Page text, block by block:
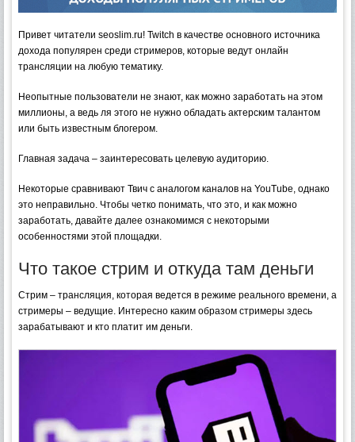
Привет читатели seoslim.ru! Twitch в качестве основного источника
дохода популярен среди стримеров, которые ведут онлайн
трансляции на любую тематику.
Неопытные пользователи не знают, как можно заработать на этом
миллионы, а ведь ля этого не нужно обладать актерским талантом
или быть известным блогером.
Главная задача – заинтересовать целевую аудиторию.
Некоторые сравнивают Твич с аналогом каналов на YouTube, однако
это неправильно. Чтобы четко понимать, что это, и как можно
заработать, давайте далее ознакомимся с некоторыми
особенностями этой площадки.
Что такое стрим и откуда там деньги
Стрим – трансляция, которая ведется в режиме реального времени, а
стримеры – ведущие. Интересно каким образом стримеры здесь
зарабатывают и кто платит им деньги.